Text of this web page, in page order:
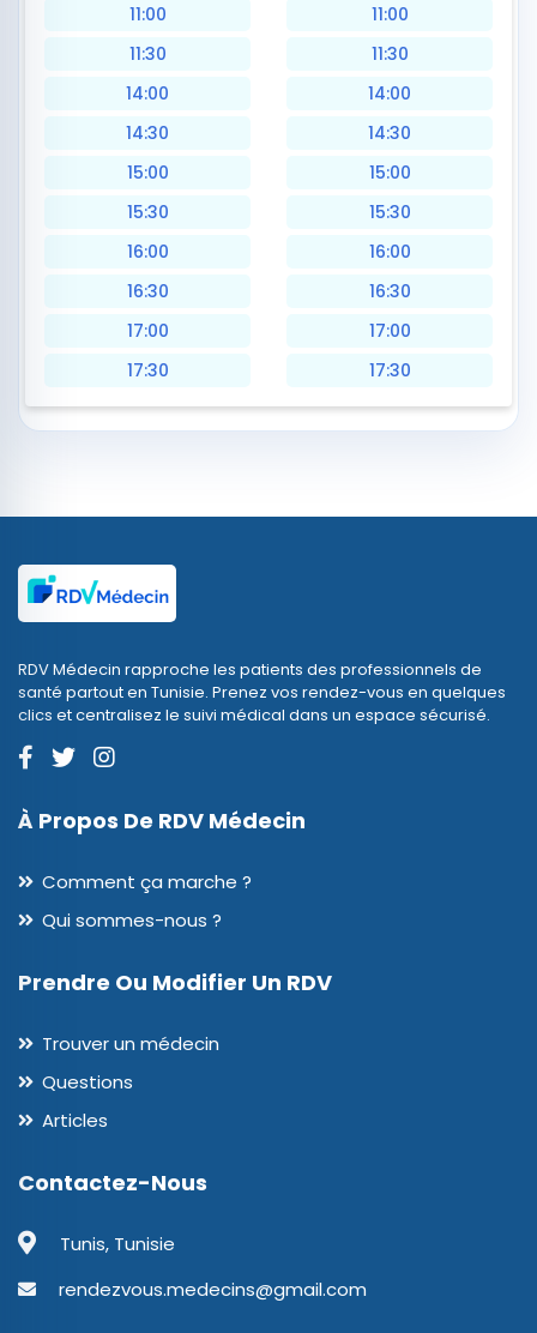
11:00
11:30
14:00
14:30
15:00
15:30
16:00
16:30
17:00
17:30
11:00
11:30
14:00
14:30
15:00
15:30
16:00
16:30
17:00
17:30
RDV Médecin rapproche les patients des professionnels de
santé partout en Tunisie. Prenez vos rendez-vous en quelques
clics et centralisez le suivi médical dans un espace sécurisé.
À Propos De RDV Médecin
Comment ça marche ?
Qui sommes-nous ?
Prendre Ou Modifier Un RDV
Trouver un médecin
Questions
Articles
Contactez-Nous
Tunis, Tunisie
rendezvous.medecins@gmail.com